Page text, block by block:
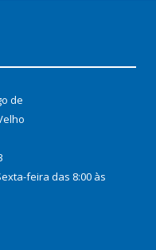
de
feira das 8:00 às